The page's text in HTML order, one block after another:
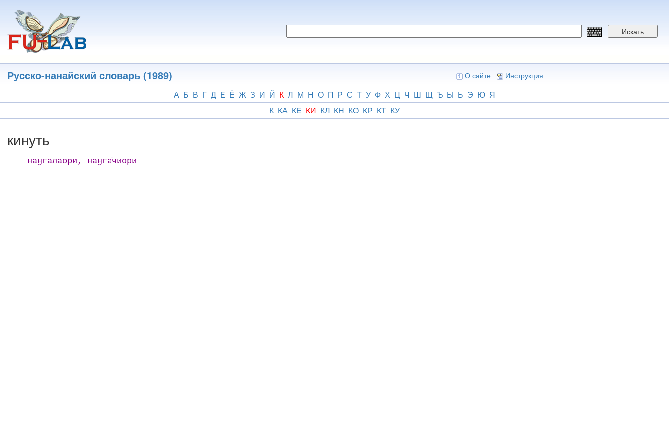
основному
содержанию
Искать
Русско-нанайский словарь (1989) О сайте Инструкция
А Б В Г Д Е Ё Ж З И Й К Л М Н О П Р С Т У Ф Х Ц Ч Ш Щ Ъ Ы Ь Э Ю Я
К КА КЕ КИ КЛ КН КО КР КТ КУ
кинуть
наӈгалаори, наӈга̄чиори